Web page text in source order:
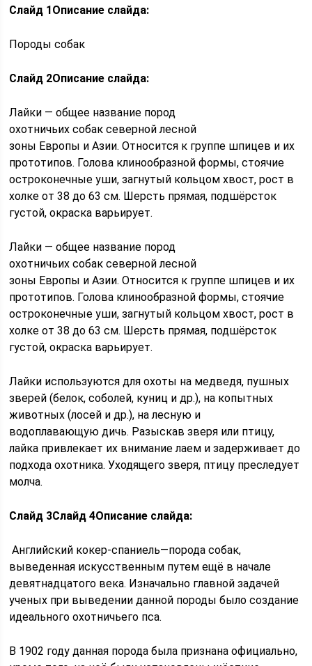
Слайд 1Описание слайда:
Породы собак
Слайд 2Описание слайда:
Лайки — общее название пород
охотничьих собак северной лесной
зоны Европы и Азии. Относится к группе шпицев и их
прототипов. Голова клинообразной формы, стоячие
остроконечные уши, загнутый кольцом хвост, рост в
холке от 38 до 63 см. Шерсть прямая, подшёрсток
густой, окраска варьирует.
Лайки — общее название пород
охотничьих собак северной лесной
зоны Европы и Азии. Относится к группе шпицев и их
прототипов. Голова клинообразной формы, стоячие
остроконечные уши, загнутый кольцом хвост, рост в
холке от 38 до 63 см. Шерсть прямая, подшёрсток
густой, окраска варьирует.
Лайки используются для охоты на медведя, пушных
зверей (белок, соболей, куниц и др.), на копытных
животных (лосей и др.), на лесную и
водоплавающую дичь. Разыскав зверя или птицу,
лайка привлекает их внимание лаем и задерживает до
подхода охотника. Уходящего зверя, птицу преследует
молча.
Слайд 3Слайд 4Описание слайда:
Английский кокер-спаниель—порода собак,
выведенная искусственным путем ещё в начале
девятнадцатого века. Изначально главной задачей
ученых при выведении данной породы было создание
идеального охотничьего пса.
В 1902 году данная порода была признана официально,